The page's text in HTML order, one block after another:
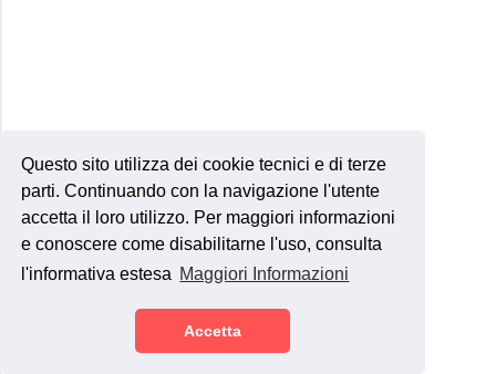
Questo sito utilizza dei cookie tecnici e di terze
parti. Continuando con la navigazione l'utente
accetta il loro utilizzo. Per maggiori informazioni
e conoscere come disabilitarne l'uso, consulta
l'informativa estesa Maggiori Informazioni
Accetta